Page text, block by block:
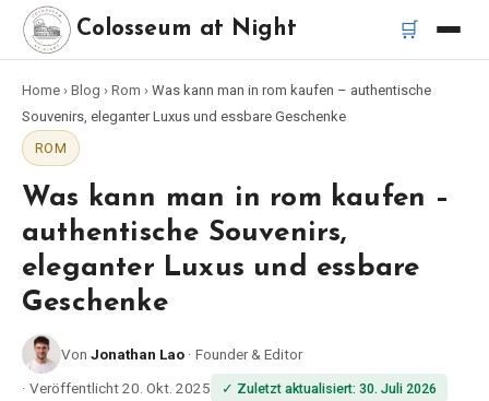
Colosseum at Night 🛒
Startseite
Beste Touren
Beste Kolosseum Nachttouren
Beste Touren in Rom
Bus-Tour Rom
Home › Blog › Rom › Was kann man in rom kaufen – authentische
Souvenirs, eleganter Luxus und essbare Geschenke
ROM
Was kann man in rom kaufen –
authentische Souvenirs,
eleganter Luxus und essbare
Geschenke
Von Jonathan Lao · Founder & Editor
· Veröffentlicht20. Okt. 2025 ✓ Zuletzt aktualisiert: 30. Juli 2026